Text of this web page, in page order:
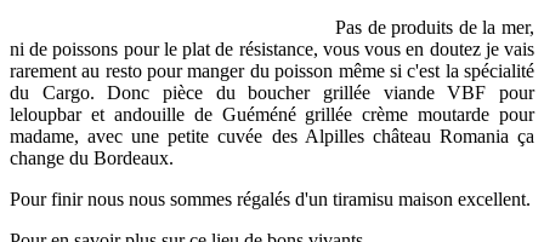
Pas de produits de la mer,
ni de poissons pour le plat de résistance, vous vous en doutez je vais
rarement au resto pour manger du poisson même si c'est la spécialité
du Cargo. Donc pièce du boucher grillée viande VBF pour
leloupbar et andouille de Guéméné grillée crème moutarde pour
madame, avec une petite cuvée des Alpilles château Romania ça
change du Bordeaux.
Pour finir nous nous sommes régalés d'un tiramisu maison excellent.